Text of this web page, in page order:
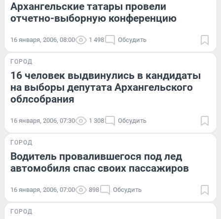
Архангельские татары провели
отчетно-выборную конференцию
16 января, 2006, 08:00 1 498 Обсудить
ГОРОД
16 человек выдвинулись в кандидаты
на выборы депутата Архангельского
облсобрания
16 января, 2006, 07:30 1 308 Обсудить
ГОРОД
Водитель провалившегося под лед
автомобиля спас своих пассажиров
16 января, 2006, 07:00 898 Обсудить
ГОРОД